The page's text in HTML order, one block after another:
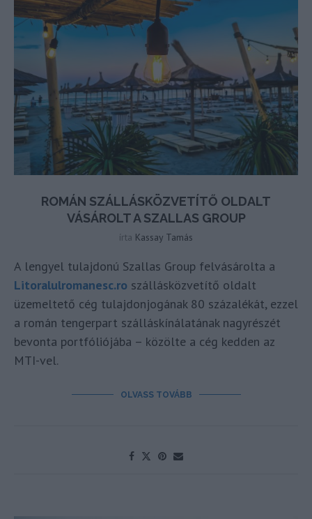
ROMÁN SZÁLLÁSKÖZVETÍTŐ OLDALT
VÁSÁROLT A SZALLAS GROUP
írta Kassay Tamás
A lengyel tulajdonú Szallas Group felvásárolta a
Litoralulromanesc.ro szállásközvetítő oldalt
üzemeltető cég tulajdonjogának 80 százalékát, ezzel
a román tengerpart szálláskínálatának nagyrészét
bevonta portfóliójába – közölte a cég kedden az
MTI-vel.
OLVASS TOVÁBB